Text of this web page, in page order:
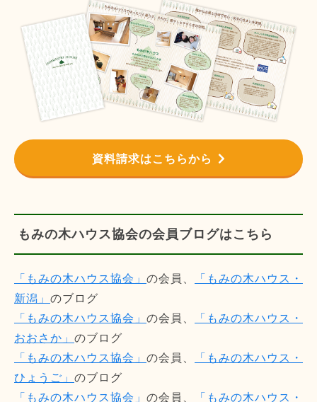
資料請求はこちらから
もみの木ハウス協会の会員ブログはこちら
「もみの木ハウス協会」 の会員、
「もみの木ハウス・
新潟」 のブログ
「もみの木ハウス協会」 の会員、
「もみの木ハウス・
おおさか」 のブログ
「もみの木ハウス協会」 の会員、
「もみの木ハウス・
ひょうご」 のブログ
「もみの木ハウス協会」 の会員、 「もみの木ハウス・